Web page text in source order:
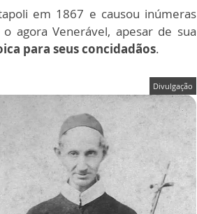
em 1867 e causou inúmeras
agora Venerável, apesar de sua
para seus concidadãos.
Divulgação